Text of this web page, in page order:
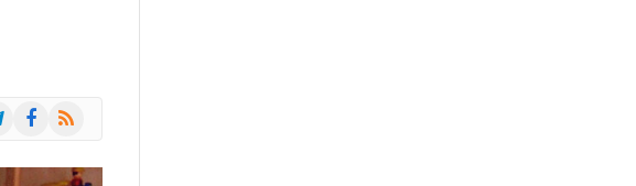
Facebook
RSS